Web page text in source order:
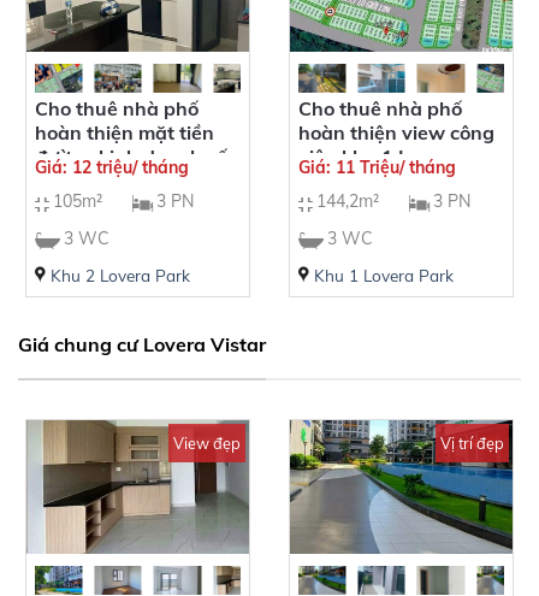
Cho thuê nhà phố
hoàn thiện mặt tiền
đường kinh doanh số
14 Khang Phúc
Phong Phú 4
Giá: 12 triệu/ tháng
105m²
3 PN
3 WC
Khu 2 Lovera Park
Cho thuê nhà phố
hoàn thiện view công
viên khu 1 Lovera
Park Khang Điền Bình
Chánh
Giá: 11 Triệu/ tháng
144,2m²
3 PN
3 WC
Khu 1 Lovera Park
Giá chung cư Lovera Vistar
View đẹp Vị trí đẹp